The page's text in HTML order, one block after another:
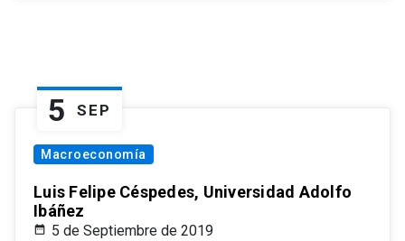
5 SEP
Macroeconomía
Luis Felipe Céspedes, Universidad Adolfo
Ibáñez
5 de Septiembre de 2019